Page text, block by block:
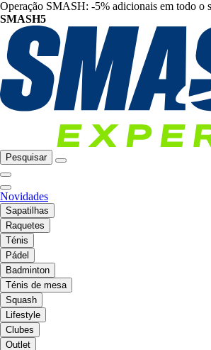
Operação SMASH: -5% adicionais em todo o
SMASH5
Pesquisar
Novidades
Sapatilhas
Raquetes
Ténis
Pádel
Badminton
Ténis de mesa
Squash
Lifestyle
Clubes
Outlet